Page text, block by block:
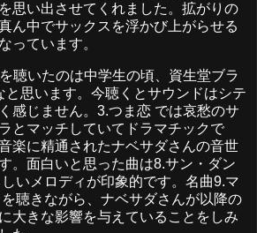
思い出させてくれました。拡がりの
ん中でサックスを浮かび上がらせる
っています。
聴いたのは中学生の頃、資生堂ブラ
と思います。今聴くとサウンドはシテ
感じません。3.つま恋 では哀愁のサ
とマッチしていてドラマチックで
楽に精通されたナベサダさんの音世
。面白いと思った曲は8.サン・ダン
いメロディが印象的です。名曲9.マ
聴きながら、ナベサダさんが以降の
大きな影響を与えていることをしみ